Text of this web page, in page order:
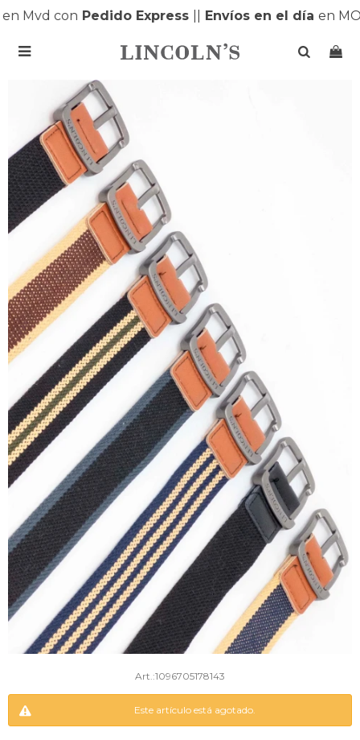
Mvd conPedido Express|| Envíos en el díaen

1096705178143
Este artículo está agotado.